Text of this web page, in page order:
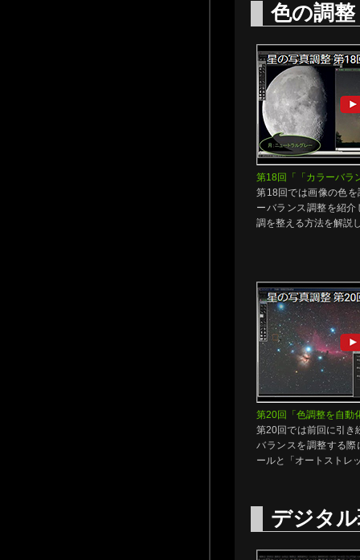
色の調整
第18回「「カラーバラ
第18回では画像の色
ーバランス調整を紹
調を整える方法を解説
第20回「色調整を自動
第20回では前回に引き
バランスを調整する
ールと「オートストレ
デジタ